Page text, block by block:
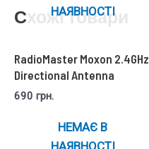
Схожі товари
НАЯВНОСТІ
RadioMaster Moxon 2.4GHz
Directional Antenna
690 грн.
НЕМАЄ В
НАЯВНОСТІ